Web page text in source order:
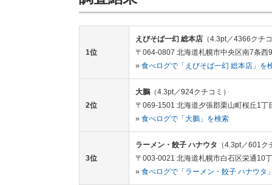
1位
えびそば一幻 総本店 （4.3pt／4366クチ
〒064-0807 北海道札幌市中央区南7条西
» 食べログで「えびそば一幻 総本店」を
2位
大鵬 （4.3pt／924クチコミ）
〒069-1501 北海道夕張郡栗山町桜丘1丁
» 食べログで「大鵬」を検索
3位
ラーメン・餃子 ハナウタ （4.3pt／601ク
〒003-0021 北海道札幌市白石区栄通10
» 食べログで「ラーメン・餃子 ハナウタ